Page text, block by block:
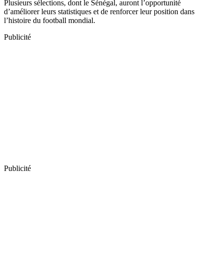
Plusieurs sélections, dont le Sénégal, auront l’opportunité
d’améliorer leurs statistiques et de renforcer leur position dans
l’histoire du football mondial.
Publicité
Publicité